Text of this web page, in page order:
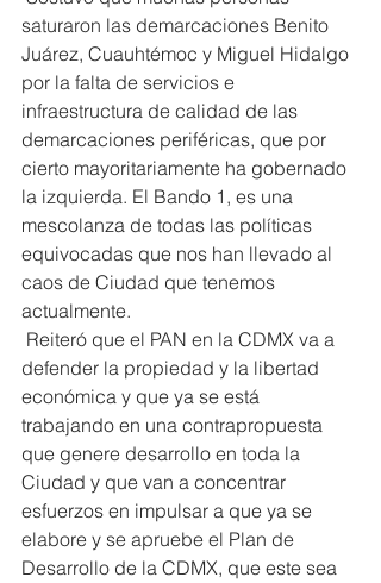
saturaron las demarcaciones Benito
Juárez, Cuauhtémoc y Miguel Hidalgo
por la falta de servicios e
infraestructura de calidad de las
demarcaciones periféricas, que por
cierto mayoritariamente ha gobernado
la izquierda. El Bando 1, es una
mescolanza de todas las políticas
equivocadas que nos han llevado al
caos de Ciudad que tenemos
actualmente.
Reiteró que el PAN en la CDMX va a
defender la propiedad y la libertad
económica y que ya se está
trabajando en una contrapropuesta
que genere desarrollo en toda la
Ciudad y que van a concentrar
esfuerzos en impulsar a que ya se
elabore y se apruebe el Plan de
Desarrollo de la CDMX, que este sea